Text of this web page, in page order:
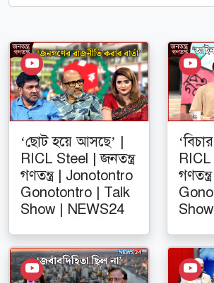
‘ছোট হয়ে আসছে’ |
RICL Steel | জনতন্ত্র
গণতন্ত্র | Jonotontro
Gonotontro | Talk
Show | NEWS24
RICL